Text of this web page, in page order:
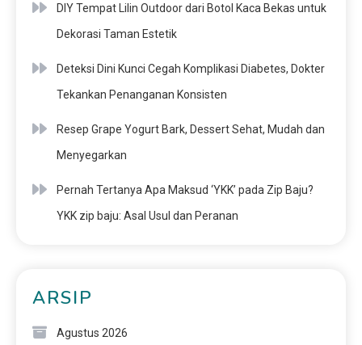
DIY Tempat Lilin Outdoor dari Botol Kaca Bekas untuk
Dekorasi Taman Estetik
Deteksi Dini Kunci Cegah Komplikasi Diabetes, Dokter
Tekankan Penanganan Konsisten
Resep Grape Yogurt Bark, Dessert Sehat, Mudah dan
Menyegarkan
Pernah Tertanya Apa Maksud ‘YKK’ pada Zip Baju?
YKK zip baju: Asal Usul dan Peranan
ARSIP
Agustus 2026